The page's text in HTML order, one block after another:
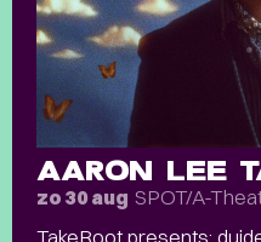
AARON LEE
zo 30 aug SPOT/A-
TakeRoot presents: